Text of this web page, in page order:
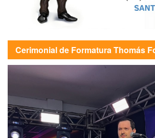
Cerimonial de Formatura Thomás